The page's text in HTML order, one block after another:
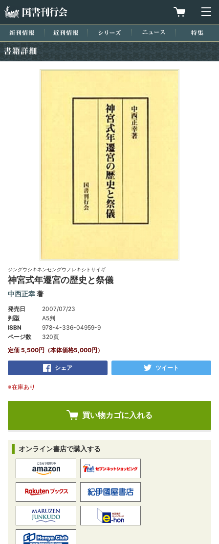
買物カゴを
新刊情報 近刊情報 シリーズ ニュース
ジングウシキネンセングウノレキシトサイギ
神宮式年遷宮の歴史と祭儀
中西正幸著
発売日
2007/07/23
判型
A5判
ISBN
978-4-336-04959-9
ページ数
320頁
定価 5,500円（本体価格5,000円）
シェア ツイート
※在庫あり
オンライン書店で購入する